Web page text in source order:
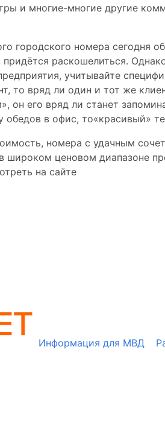
и многие-многие другие
городского номера сегодня
раскошелиться.
учитывайте
то вряд ли один и тот же
он его вряд ли станет
в офис, то«красивый»
номера с удачным
ценовом диапазоне
на сайте
Информация для МВД